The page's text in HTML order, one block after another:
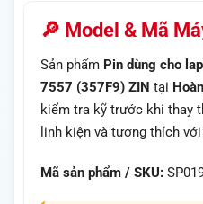
🔎 Model & Mã
Sản phẩm Pin dùng cho
7557 (357F9) ZIN tại
kiểm tra kỹ trước khi thay
linh kiện và tương thích
Mã sản phẩm / SKU: